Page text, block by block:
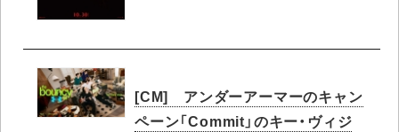
[CM] アンダーアーマーのキャン
ペーン「Commit」のキー・ヴィジ